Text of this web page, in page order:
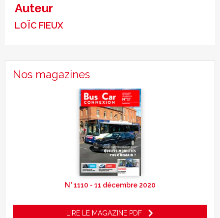
Auteur
LOÏC FIEUX
Nos magazines
N° 1110 - 11 décembre 2020
LIRE LE MAGAZINE PDF